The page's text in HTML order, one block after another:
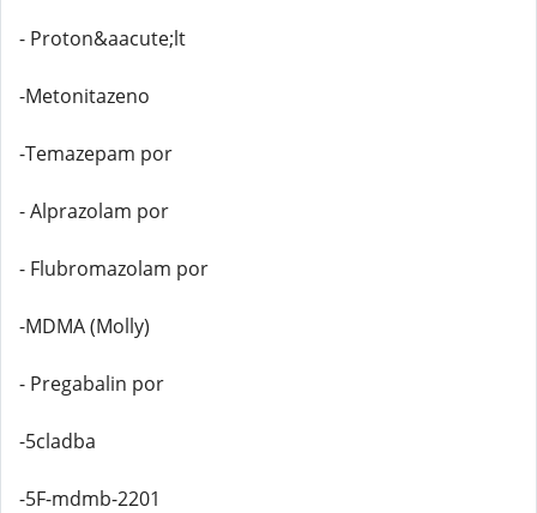
- Proton&aacute;lt
-Metonitazeno
-Temazepam por
- Alprazolam por
- Flubromazolam por
-MDMA (Molly)
- Pregabalin por
-5cladba
-5F-mdmb-2201